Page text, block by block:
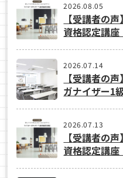
2026.08.05
【受講者の
資格認定講座
2026.07.14
【受講者の
ガナイザー1
2026.07.13
【受講者の
資格認定講座